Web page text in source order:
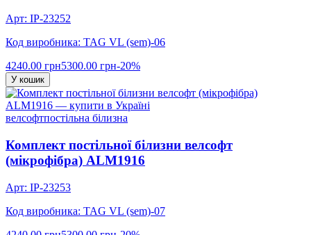
Арт: IP-23252
Код виробника: TAG VL (sem)-06
4240.00 грн5300.00 грн-20%
У кошик
велсофтпостільна білизна
Комплект постільної білизни велсофт
(мікрофібра) ALM1916
Арт: IP-23253
Код виробника: TAG VL (sem)-07